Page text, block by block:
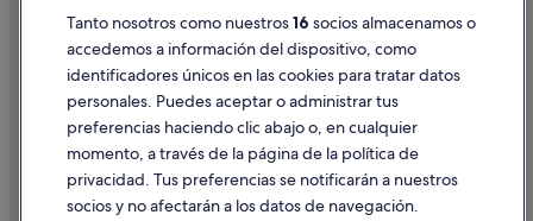
Hoteles boutique en Palos de la Frontera
Hoteles de negocios en Palos de la Frontera
Hoteles para bodas en Mazagón
Palos de la Frontera hoteles
Hoteles con piscina en Palos de la Frontera
Pautas sobre el contenido y cómo denunciar contenido
Ayuda
Cancelar un vuelo
Cancelar una reserva de hotel o de un alquiler vacacional
Tanto nosotros como nuestros16 socios almacenamos o
accedemos a información del dispositivo, como
identificadores únicos en las cookies para tratar datos
personales. Puedes aceptar o administrar tus
preferencias haciendo clic abajo o, en cualquier
momento, a través de la página de la política de
privacidad. Tus preferencias se notificarán a nuestros
socios y no afectarán a los datos de navegación.